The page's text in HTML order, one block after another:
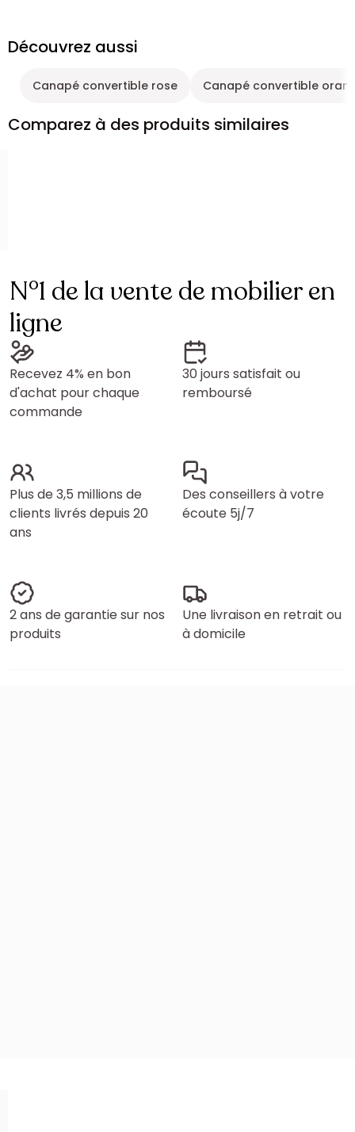
Découvrez aussi
Canapé convertible rose Canapé convertible
Comparez à des produits similaires
N°1 de la vente de mobilier en
ligne
Recevez 4% en bon
d'achat pour chaque
commande
30 jours satisfait ou
remboursé
Plus de 3,5 millions de
clients livrés depuis 20
ans
Des conseillers à votre
écoute 5j/7
2 ans de garantie sur nos
produits
Une livraison en retrait ou
à domicile